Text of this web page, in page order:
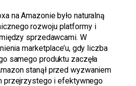
na Amazonie było naturalną
rozwoju platformy i
sprzedawcami. W
marketplace’u, gdy liczba
samego produktu zaczęła
stanął przed wyzwaniem
przejrzystego i efektywnego